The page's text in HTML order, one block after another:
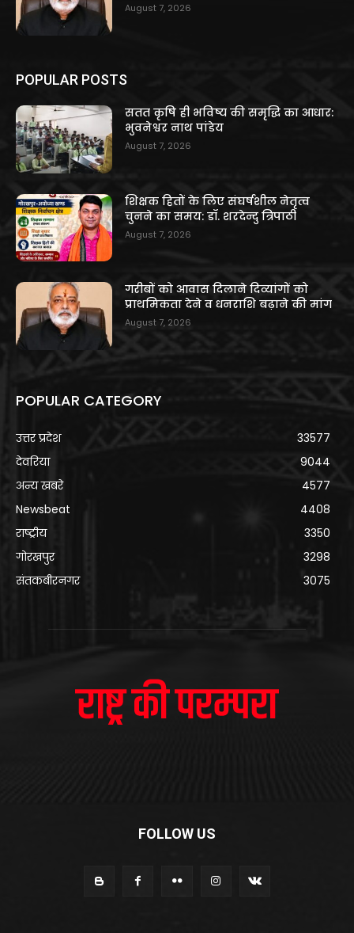
August 7, 2026
POPULAR POSTS
सतत कृषि ही भविष्य की समृद्धि का आधार:
भुवनेश्वर नाथ पांडेय
August 7, 2026
शिक्षक हितों के लिए संघर्षशील नेतृत्व
चुनने का समय: डॉ. शरदेन्दु त्रिपाठी
August 7, 2026
गरीबों को आवास दिलाने दिव्यांगों को
प्राथमिकता देने व धनराशि बढ़ाने की मांग
August 7, 2026
POPULAR CATEGORY
उत्तर प्रदेश
33577
देवरिया
9044
अन्य खबरे
4577
Newsbeat
4408
राष्ट्रीय
3350
गोरखपुर
3298
संतकबीरनगर
3075
FOLLOW US